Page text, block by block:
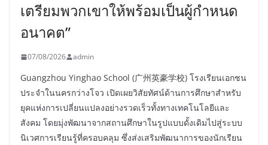
เตรียมพวกเขาให้พร้อมเป็นผู้กำหนด
อนาคต”
07/08/2026 admin
Guangzhou Yinghao School (广州英豪学校) โรงเรียนเอกชน
ประจำในนครกว่างโจว เปิดเผยวิสัยทัศน์ด้านการศึกษาสำหรับ
ยุคแห่งการเปลี่ยนแปลงอย่างรวดเร็วทั้งทางเทคโนโลยีและ
สังคม โดยมุ่งพัฒนาจากสถานศึกษาในรูปแบบดั้งเดิมไปสู่ระบบ
นิเวศการเรียนรู้ที่ครอบคลุม ซึ่งส่งเสริมพัฒนาการของนักเรียน